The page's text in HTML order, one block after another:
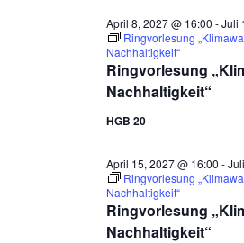
Ringvorlesung
Nachhaltigkeit“
April 8, 2027 @ 16:00 -Juli
Ringvorlesung
Nachhaltigkeit“
HGB 20
Ringvorlesung
Nachhaltigkeit“
April 15, 2027 @ 16:00 -
Ringvorlesung
Nachhaltigkeit“